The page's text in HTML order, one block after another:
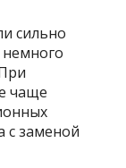
сильно
чаще
с заменой